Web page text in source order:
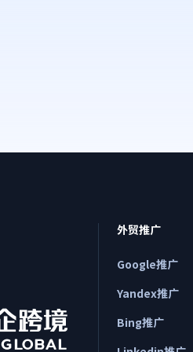
外贸推广
Google推广
Yandex推广
Bing推广